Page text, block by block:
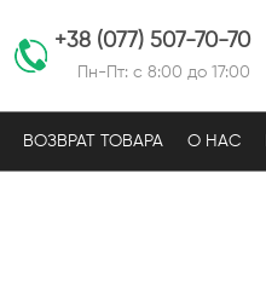
+38 (077) 507-70-70
Пн-Пт: с 8:00 до 17:00
ВОЗВРАТ ТОВАРА О НАС